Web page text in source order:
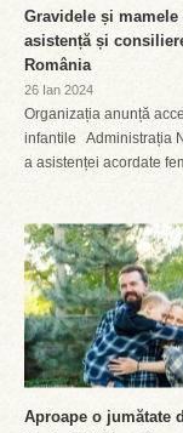
Gravidele și
asistență și
România
26 Ian 2024
Organizația anunță
infantile Administrația
a asistenței acordate
Aproape o jumătate